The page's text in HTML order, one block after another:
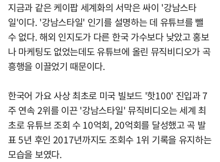
지금과 같은 케이팝 세계화의 서막은 싸이 '강남스타
일'이다. '강남스타일' 인기를 설명하는 데 유튜브를 뺄
수 없다. 해외 인지도가 다른 한국 가수보다 낮았고 홍보
나 마케팅도 없었는데도 유튜브에 올린 뮤직비디오가 곡
흥행을 이끌었기 때문이다.
한국어 가요 사상 최초로 미국 빌보드 '핫100' 진입과 7
주 연속 2위를 이끈 '강남스타일' 뮤직비디오는 세계 최
초로 유튜브 조회 수 10억회, 20억회를 달성했고 곡 발
표 5년 후인 2017년까지도 조회수 1위 기록을 유지하는
모습을 보였다.